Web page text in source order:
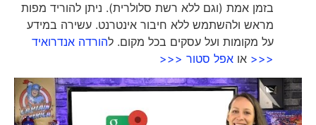
בזמן אמת (וגם ללא רשת סלולרית). ניתן להוריד מפות
מראש ולהשתמש ללא חיבור אינטרנט. עשירה במידע
על מקומות ועל עסקים בכל מקום. להורדה אנדרואיד
<<<או אפל סטור <<<